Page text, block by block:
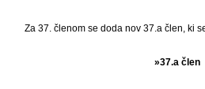
Za 37. členom se doda nov 37.a člen, ki
»37.a člen